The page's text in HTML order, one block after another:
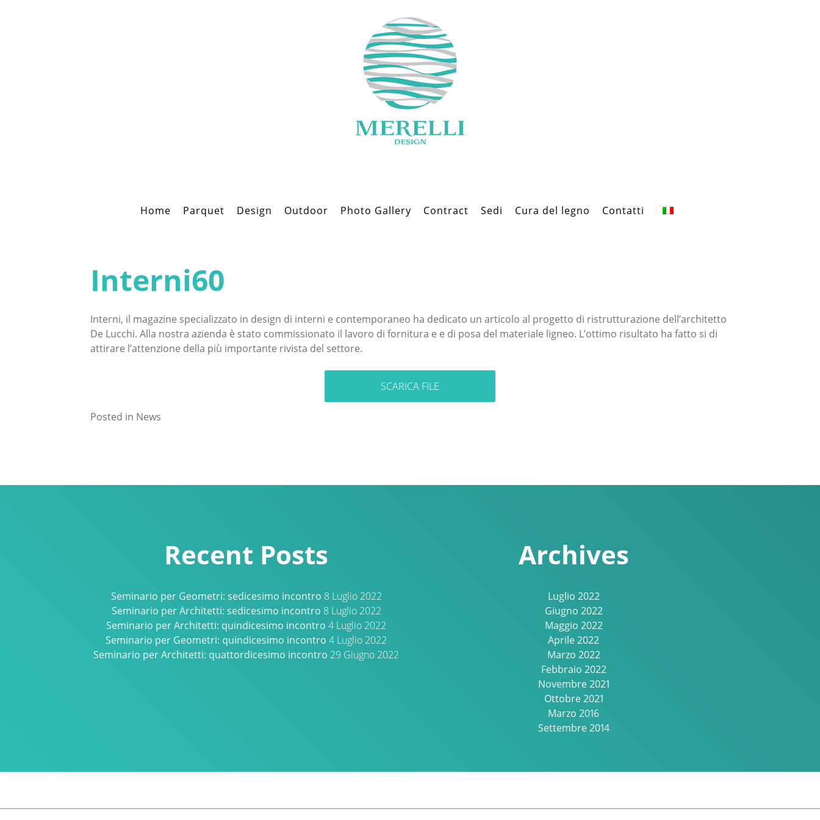
Home Parquet Design Outdoor Photo Gallery Contract Sedi Cura del legno Contatti
Interni60
Interni, il magazine specializzato in design di interni e contemporaneo ha dedicato un articolo al progetto di ristrutturazione dell’architetto
De Lucchi. Alla nostra azienda è stato commissionato il lavoro di fornitura e e di posa del materiale ligneo. L’ottimo risultato ha fatto si di
attirare l’attenzione della più importante rivista del settore.
SCARICA FILE
Posted in News
Recent Posts
Seminario per Geometri: sedicesimo incontro 8 Luglio 2022
Seminario per Architetti: sedicesimo incontro 8 Luglio 2022
Seminario per Architetti: quindicesimo incontro 4 Luglio 2022
Seminario per Geometri: quindicesimo incontro 4 Luglio 2022
Seminario per Architetti: quattordicesimo incontro 29 Giugno 2022
Archives
Luglio 2022
Giugno 2022
Maggio 2022
Aprile 2022
Marzo 2022
Febbraio 2022
Novembre 2021
Ottobre 2021
Marzo 2016
Settembre 2014